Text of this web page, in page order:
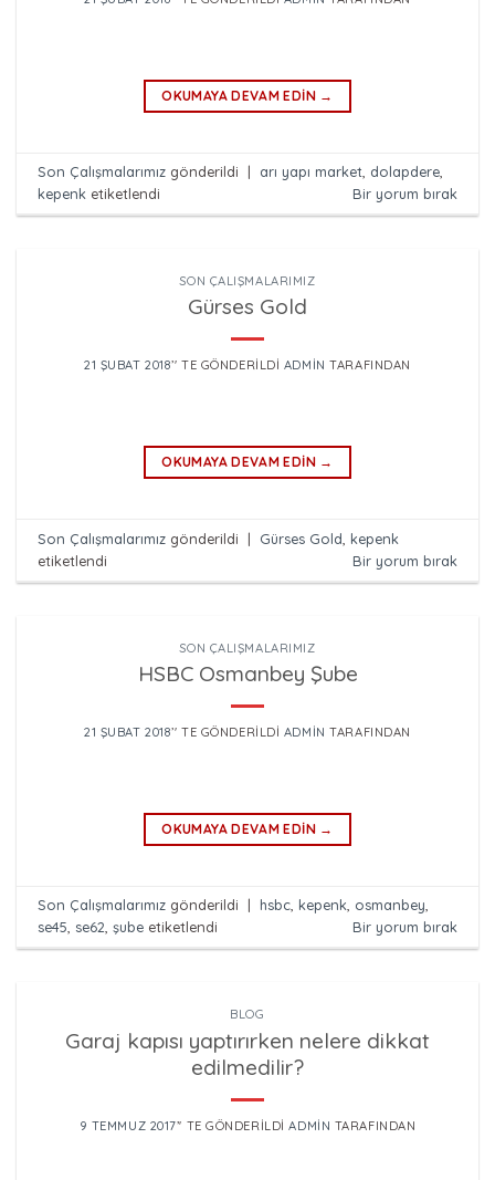
OKUMAYA DEVAM EDIN →
Son Çalışmalarımız gönderildi | arı yapı market dolapdere
kepenk etiketlendi Bir yorum bırak
SON ÇALIŞMALARIMIZ
Gürses Gold
21 ŞUBAT 2018’' TE GÖNDERILDI ADMIN TARAFINDAN
OKUMAYA DEVAM EDIN →
Son Çalışmalarımız gönderildi | Gürses Gold kepenk
etiketlendi
Bir yorum bırak
SON ÇALIŞMALARIMIZ
HSBC Osmanbey Şube
21 ŞUBAT 2018’' TE GÖNDERILDI ADMIN TARAFINDAN
OKUMAYA DEVAM EDIN →
Son Çalışmalarımız gönderildi | hsbc, kepenk, osmanbey,
se45, se62,şube etiketlendi Bir yorum bırak
BLOG
Garaj kapısı yaptırırken nelere dikkat
edilmedilir?
9 TEMMUZ 2017’' TE GÖNDERILDI ADMIN TARAFINDAN